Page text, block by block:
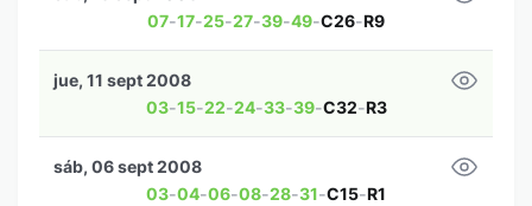
07-17-25-27-39-49-C26-R9
03-15-22-24-33-39-C32-R3
jue, 11 sept 2008
03-04-06-08-28-31-C15-R1
sáb, 06 sept 2008